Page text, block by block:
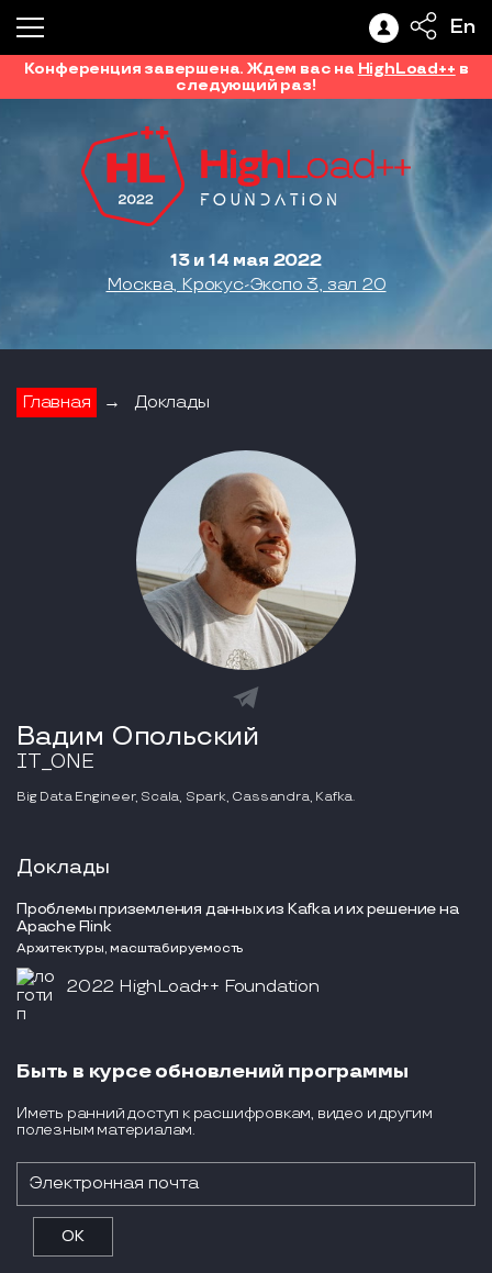
En
Конференция завершена. Ждем вас на HighLoad++ в
следующий раз!
13 и 14 мая 2022
Москва, Крокус-Экспо 3, зал 20
Главная → Доклады
Вадим Опольский
IT_ONE
Big Data Engineer, Scala, Spark, Cassandra, Kafka.
Доклады
Проблемы приземления данных из Kafka и их решение на
Apache Flink
Архитектуры, масштабируемость
2022 HighLoad++ Foundation
Быть в курсе обновлений программы
Иметь ранний доступ к расшифровкам, видео и другим
полезным материалам.